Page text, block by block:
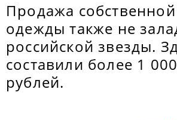
Продажа
одежды также не
российской звезды.
составили более 1
рублей.